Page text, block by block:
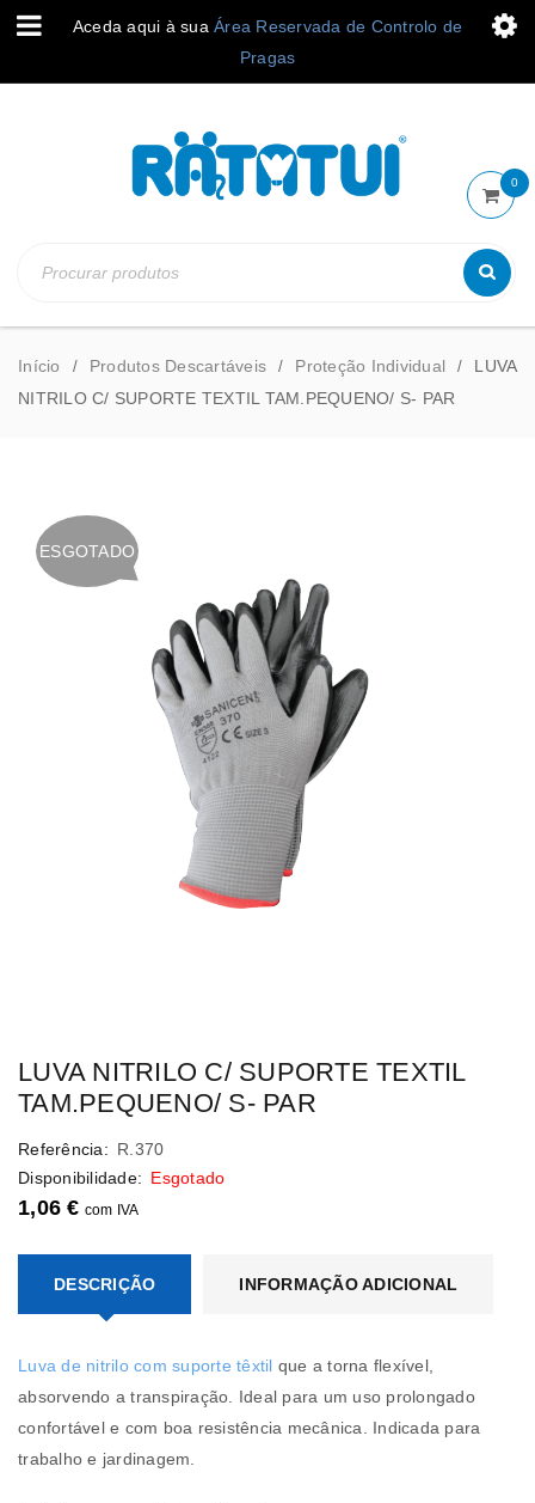
Aceda aqui à sua Área Reservada de Controlo de
Pragas
0
Início / Produtos Descartáveis / Proteção Individual /
LUVA
NITRILO C/ SUPORTE TEXTIL TAM.PEQUENO/ S- PAR
ESGOTADO
LUVA NITRILO C/ SUPORTE TEXTIL
TAM.PEQUENO/ S- PAR
Referência: R.370
Disponibilidade: Esgotado
1,06€ com IVA
DESCRIÇÃO INFORMAÇÃO ADICIONAL
Luva de nitrilo com suporte têxtil que a torna flexível,
absorvendo a transpiração. Ideal para um uso prolongado
confortável e com boa resistência mecânica. Indicada para
trabalho e jardinagem.